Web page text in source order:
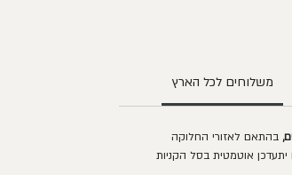
משלוחים לכל הארץ
יתעדכן אוטמטית בסל הקניות